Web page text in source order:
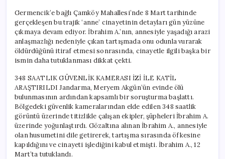
Germencik’e bağlı Çamköy Mahallesi’nde 8 Mart tarihinde
gerçekleşen bu trajik ‘anne’ cinayetinin detayları gün yüzüne
çıkmaya devam ediyor. İbrahim A.’nın, annesiyle yaşadığı arazi
anlaşmazlığı nedeniyle çıkan tartışmada onu odunla vurarak
öldürdüğünü itiraf etmesi sonrasında, cinayetle ilgili başka bir
ismin daha tutuklanması dikkat çekti.
348 SAATLIK GÜVENLİK KAMERASI İZİ İLE KATİL
ARAŞTIRILDI Jandarma, Meryem Akgün’ün evinde ölü
bulunmasının ardından kapsamlı bir soruşturma başlattı.
Bölgedeki güvenlik kameralarından elde edilen 348 saatlik
görüntü üzerinde titizlikle çalışan ekipler, şüpheleri İbrahim A.
üzerinde yoğunlaştırdı. Gözaltına alınan İbrahim A., annesiyle
olan husumetini dile getirerek, tartışma sırasında öfkesine
kapıldığını ve cinayeti işlediğini kabul etmişti. İbrahim A., 12
Mart’ta tutuklandı.